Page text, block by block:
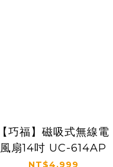
【巧福】磁吸式無線電
風扇14吋 UC-614AP
NT$4,999